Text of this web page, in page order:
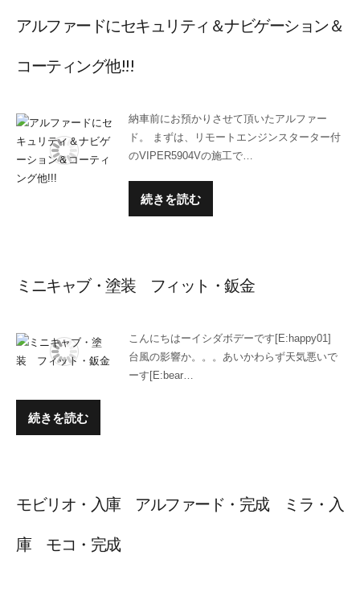
アルファードにセキュリティ＆ナビゲーション＆
コーティング他!!!
納車前にお預かりさせて頂いたアルファー
ド。 まずは、リモートエンジンスターター付
のVIPER5904Vの施工で…
続きを読む
ミニキャブ・塗装 フィット・鈑金
こんにちはーイシダボデーです[E:happy01]
台風の影響か。。。あいかわらず天気悪いで
ーす[E:bear…
続きを読む
モビリオ・入庫 アルファード・完成 ミラ・入
庫 モコ・完成